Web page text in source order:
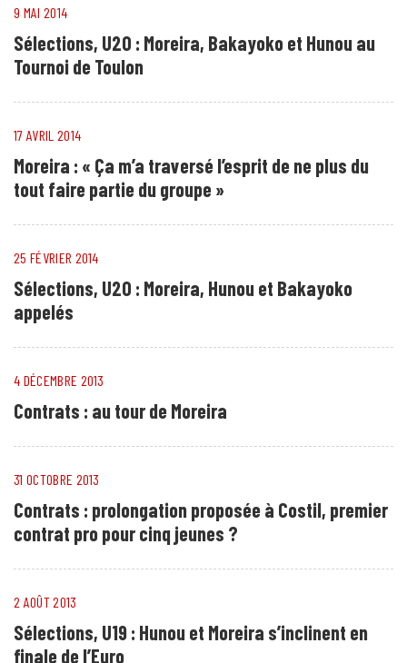
9 MAI 2014
Sélections, U20 : Moreira, Bakayoko et Hunou au
Tournoi de Toulon
17 AVRIL 2014
Moreira : « Ça m’a traversé l’esprit de ne plus du
tout faire partie du groupe »
25 FÉVRIER 2014
Sélections, U20 : Moreira, Hunou et Bakayoko
appelés
4 DÉCEMBRE 2013
Contrats : au tour de Moreira
31 OCTOBRE 2013
Contrats : prolongation proposée à Costil, premier
contrat pro pour cinq jeunes ?
2 AOÛT 2013
Sélections, U19 : Hunou et Moreira s’inclinent en
finale de l’Euro